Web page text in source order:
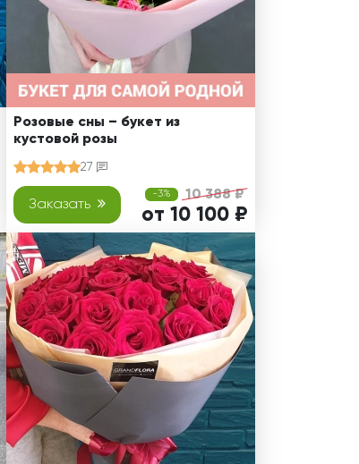
Розовые сны – букет из
кустовой розы
27
Заказать
-3% 10 388 ₽
от 10 100 ₽